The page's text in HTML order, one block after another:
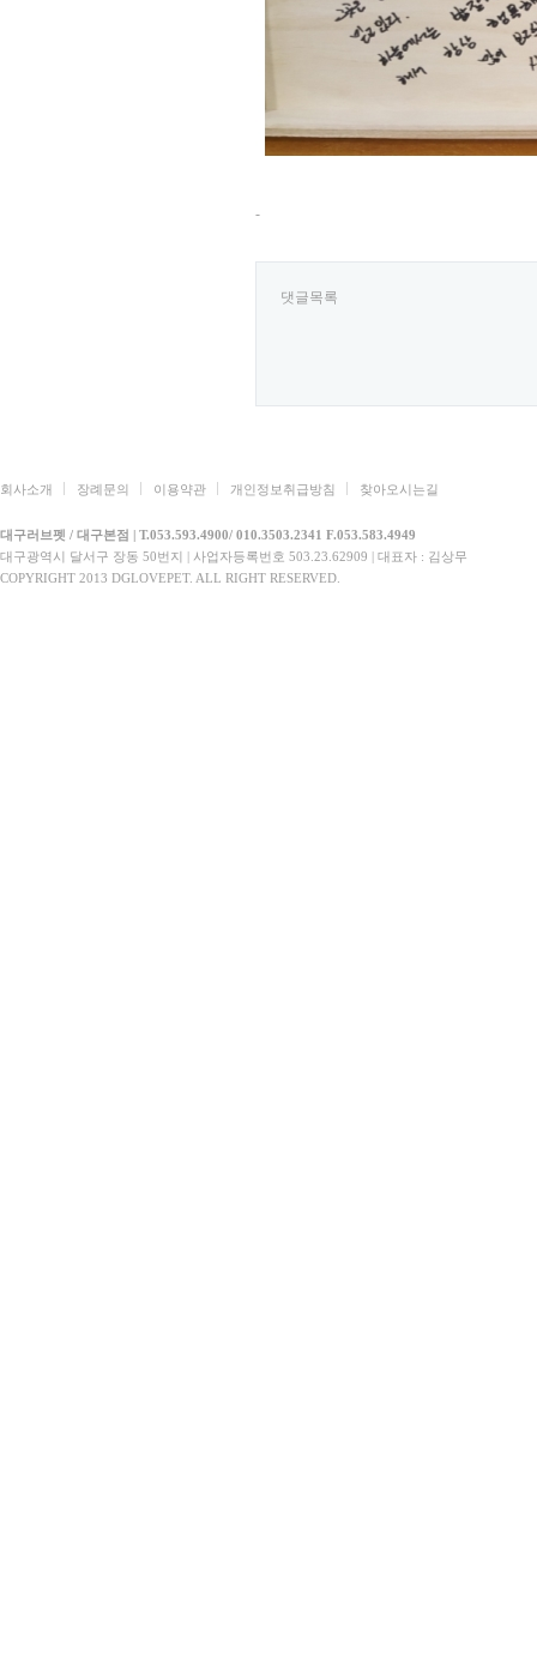
-
댓글목록
회사소개 장례문의 이용약관 개인정보취급방침 찾아오시는길
대구러브펫 / 대구본점 | T.053.593.4900/ 010.3503.2341 F.053.583.4949
대구광역시 달서구 장동 50번지 | 사업자등록번호 503.23.62909 | 대표자 : 김상무
COPYRIGHT 2013 DGLOVEPET. ALL RIGHT RESERVED.